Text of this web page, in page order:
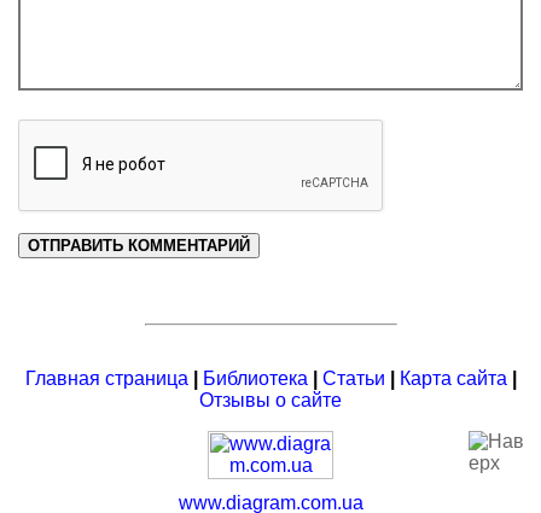
Главная страница Библиотека Статьи Карта сайта
Отзывы о сайте
www.diagram.com.ua